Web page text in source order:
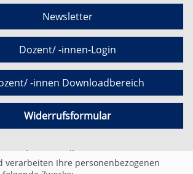
Newsletter
Dozent/ -innen-Login
-innen Downloadbereich
Widerrufsformular
Cookie Einstellungen
verarbeiten Ihre personenbezogenen